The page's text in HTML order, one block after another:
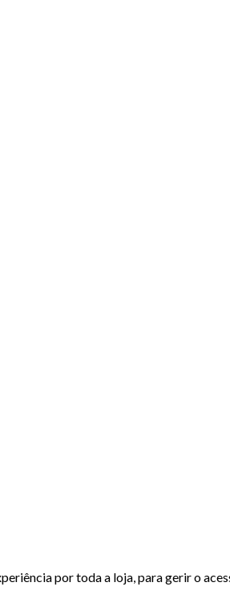
por toda a loja, para gerir o